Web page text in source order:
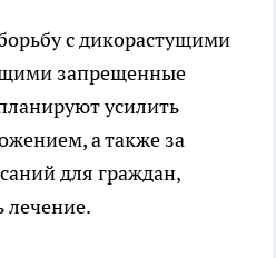
с дикорастущими
запрещенные
усилить
а также за
для граждан,
лечение.